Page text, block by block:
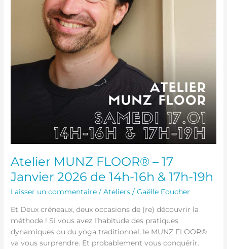
Atelier MUNZ FLOOR® – 17
Janvier 2026 de 14h-16h & 17h-19h
Laisser un commentaire /Ateliers /Gaëlle Foucher
Et Deux créneaux, deux occasions de (re) découvrir la
méthode ! Si vous avez l’habitude des pratiques
dynamiques ou du yoga traditionnel, le MUNZ FLOOR®
va vous surprendre. Et probablement vous conquérir.